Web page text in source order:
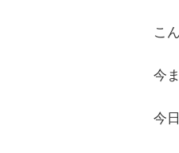
こ
今
今